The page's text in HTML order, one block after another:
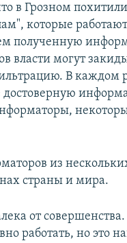
в Грозном
которые
полученную
власти могут
В каждом
достоверную
из
страны и мира.
от
работать, но это